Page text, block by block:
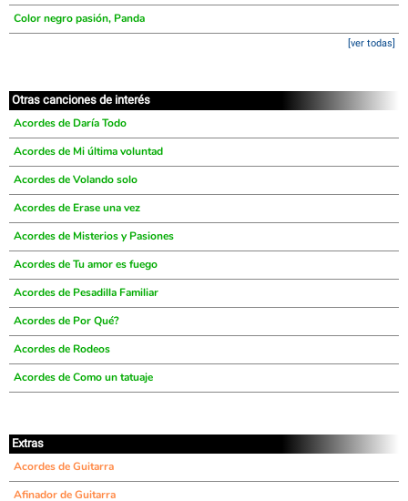
Color negro pasión, Panda
[ver todas]
Otras canciones de interés
Acordes de Daría Todo
Acordes de Mi última voluntad
Acordes de Volando solo
Acordes de Erase una vez
Acordes de Misterios y Pasiones
Acordes de Tu amor es fuego
Acordes de Pesadilla Familiar
Acordes de Por Qué?
Acordes de Rodeos
Acordes de Como un tatuaje
Extras
Acordes de Guitarra
Afinador de Guitarra